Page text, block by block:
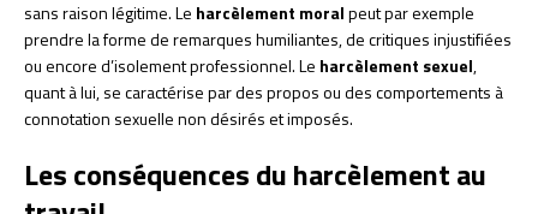
sans raison légitime. Le harcèlement moralpeut par exemple
prendre la forme de remarques humiliantes, de critiques injustifiées
ou encore d’isolement professionnel. Le harcèlement sexuel,
quant à lui, se caractérise par des propos ou des comportements à
connotation sexuelle non désirés et imposés.
Les conséquences du harcèlement au